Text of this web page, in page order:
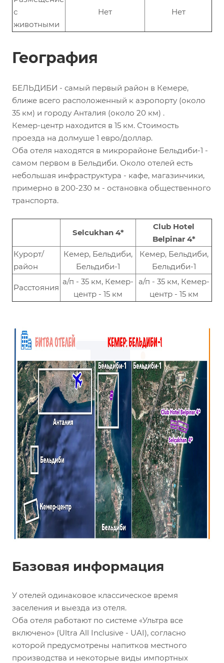
с
животными
Нет Нет
География
БЕЛЬДИБИ - самый первый район в Кемере,
ближе всего расположенный к аэропорту (около
35 км) и городу Анталия (около 20 км) .
Кемер-центр находится в 15 км. Стоимость
проезда на долмуше 1 евро/доллар.
Оба отеля находятся в микрорайоне Бельдиби-1 -
самом первом в Бельдиби. Около отелей есть
небольшая инфраструктура - кафе, магазинчики,
примерно в 200-230 м - остановка общественного
транспорта.
Selcukhan 4*
Club Hotel
Belpinar 4*
Курорт/
район
Кемер, Бельдиби,
Бельдиби-1
Кемер, Бельдиби,
Бельдиби-1
Расстояния
а/п - 35 км, Кемер-
центр - 15 км
а/п - 35 км, Кемер-
центр - 15 км
Базовая информация
У отелей одинаковое классическое время
заселения и выезда из отеля.
Оба отеля работают по системе «Ультра все
включено» (Ultra All Inclusive - UAI), согласно
которой предусмотрены напитков местного
производства и некоторые виды импортных